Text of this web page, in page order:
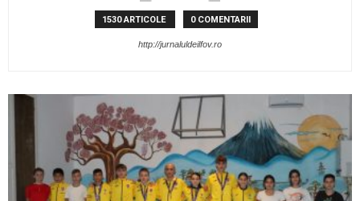
1530 ARTICOLE 0 COMENTARII
http://jurnaluldeilfov.ro